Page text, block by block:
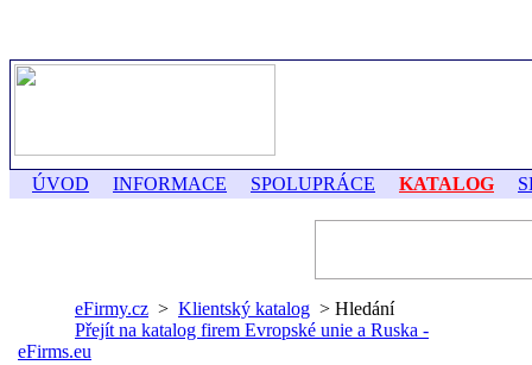
ÚVOD INFORMACE SPOLUPRÁCE KATALOG
eFirmy.cz > Klientský katalog > Hledání
Přejít na katalog firem Evropské unie a Ruska -
eFirms.eu